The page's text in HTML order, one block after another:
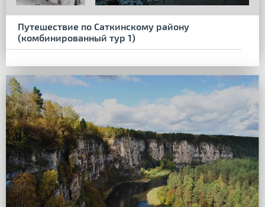
Путешествие по Саткинскому району
(комбинированный тур 1)